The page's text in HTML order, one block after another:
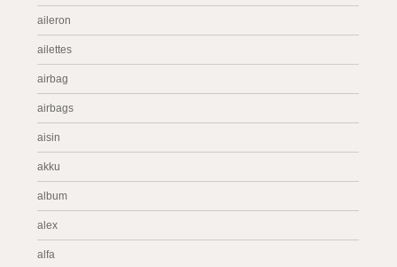
aileron
ailettes
airbag
airbags
aisin
akku
album
alex
alfa